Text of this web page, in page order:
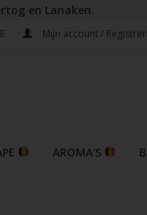
en Lanaken.
Mijn account /
AROMA'S